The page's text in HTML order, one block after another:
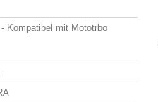
- Kompatibel mit Mototrbo